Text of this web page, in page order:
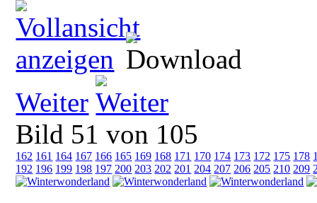
Weiter
Bild 51 von 105
162 161 164 167 166 165 169 168 171 170 174 173 172 175 178
192 196 199 198 197 200 203 202 201 204 207 206 205 210 209